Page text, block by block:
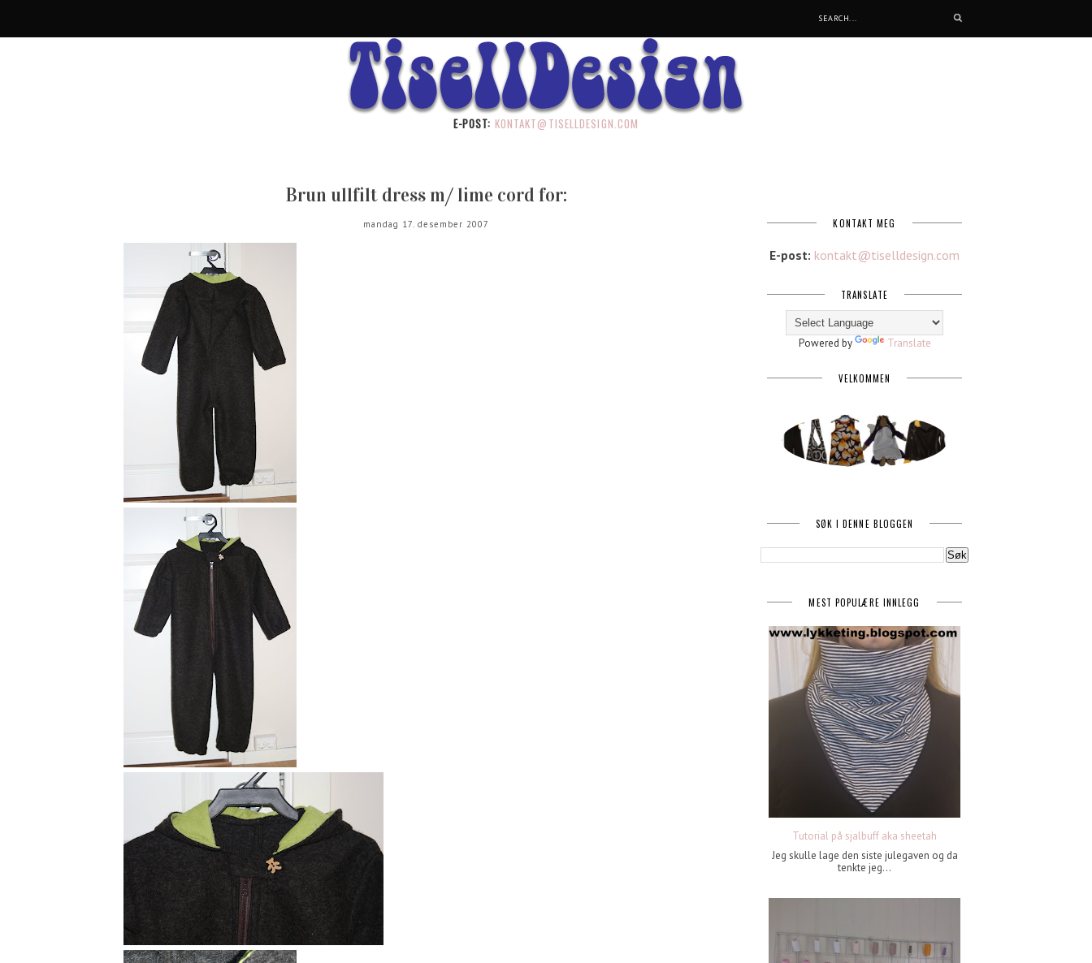
E-POST: KONTAKT@TISELLDESIGN.COM
Brun ullfilt dress m/ lime cord for:
mandag 17. desember 2007 KONTAKT MEG
E-post: kontakt@tiselldesign.com
TRANSLATE
Powered by Translate
VELKOMMEN
SØK I DENNE BLOGGEN
MEST POPULÆRE INNLEGG
Tutorial på sjalbuff aka sheetah
Jeg skulle lage den siste julegaven og da
tenkte jeg...